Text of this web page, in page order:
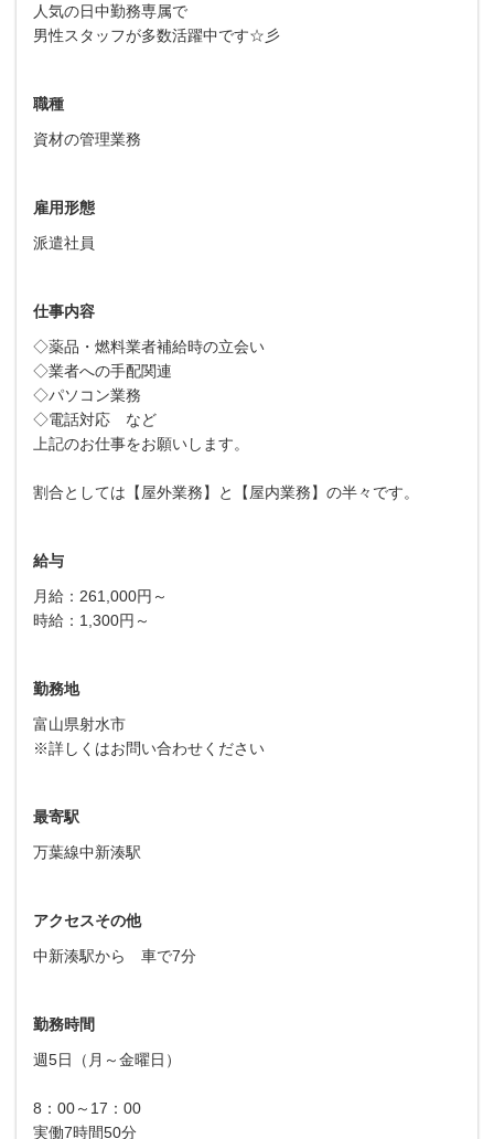
人気の日中勤務専属で
男性スタッフが多数活躍中です☆彡
職種
資材の管理業務
雇用形態
派遣社員
仕事内容
◇薬品・燃料業者補給時の立会い
◇業者への手配関連
◇パソコン業務
◇電話対応 など
上記のお仕事をお願いします。
割合としては【屋外業務】と【屋内業務】の半々です。
給与
月給：261,000円～
時給：1,300円～
勤務地
富山県射水市
※詳しくはお問い合わせください
最寄駅
万葉線中新湊駅
アクセスその他
中新湊駅から 車で7分
勤務時間
週5日（月～金曜日）
8：00～17：00
実働7時間50分